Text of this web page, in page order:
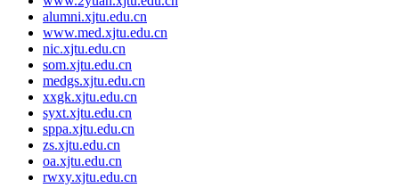
alumni.xjtu.edu.cn
www.med.xjtu.edu.cn
nic.xjtu.edu.cn
som.xjtu.edu.cn
medgs.xjtu.edu.cn
xxgk.xjtu.edu.cn
syxt.xjtu.edu.cn
sppa.xjtu.edu.cn
zs.xjtu.edu.cn
oa.xjtu.edu.cn
rwxy.xjtu.edu.cn